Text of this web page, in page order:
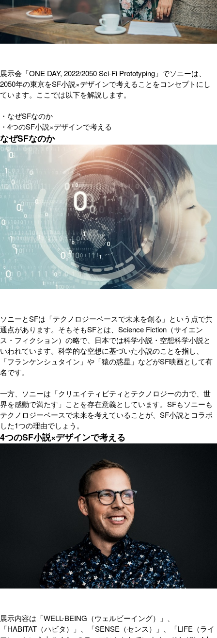
展示会「ONE DAY, 2022/2050 Sci-Fi Prototyping」でソニーは、
2050年の東京をSF小説×デザインで考えることをコンセプトにし
ています。ここでは以下を解説します。
・なぜSFなのか
・4つのSF小説×デザインで考える
なぜSFなのか
ソニーとSFは「テクノロジーベースで未来を創る」という点で共
通点があります。そもそもSFとは、Science Fiction（サイエン
ス・フィクション）の略で、日本では科学小説・空想科学小説と
いわれています。科学的な空想に基づいた小説のことを指し、
「フランケンシュタイン」や「猿の惑星」などがSF映画として有
名です。
一方、ソニーは「クリエイティビティとテクノロジーの力で、世
界を感動で満たす」ことを存在意義としています。SFもソニーも
テクノロジーベースで未来を考えていることが、SF小説とコラボ
した1つの理由でしょう。
4つのSF小説×デザインで考える
展示内容は「WELL-BEING（ウェルビーイング）」、
「HABITAT（ハビタ）」、「SENSE（センス）」、「LIFE（ライ